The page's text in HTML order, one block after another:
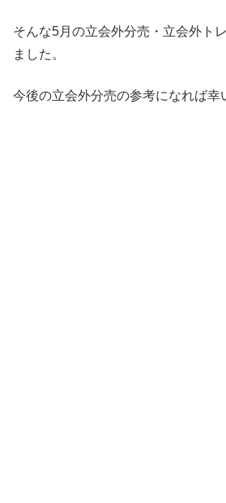
そんな5月の立会外分売・立会外ト
ました。
今後の立会外分売の参考になれば幸